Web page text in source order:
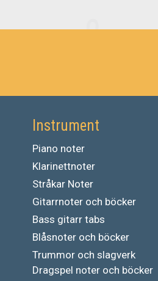
Instrument
Piano noter
Klarinettnoter
Stråkar Noter
Gitarrnoter och böcker
Bass gitarr tabs
Blåsnoter och böcker
Trummor och slagverk
Dragspel noter och böcker